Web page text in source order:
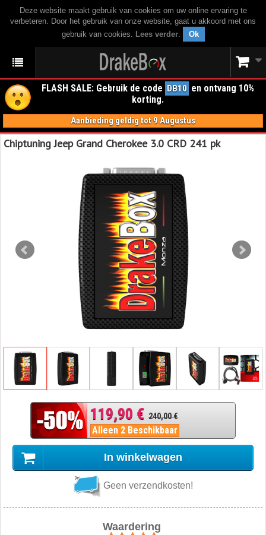
Deze website maakt gebruik van cookies om uw online ervaring te
verbeteren. Door het gebruik van onze website, gaat u akkoord met ons
gebruik van cookies. Lees verder. Ok
FLASH SALE: Gebruik de code DB10 en ontvang 10%
korting.
Aanbieding geldig tot 9 Augustus
Chiptuning Jeep Grand Cherokee 3.0 CRD 241 pk
119,90 € 240,00 €
Alleen 2 Beschikbaar
In winkelwagen
Geen verzendkosten!
Waardering